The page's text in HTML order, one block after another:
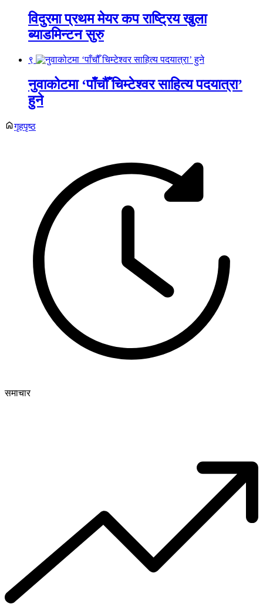
विदुरमा प्रथम मेयर कप राष्ट्रिय खुला
ब्याडमिन्टन सुरु
९
नुवाकोटमा ‘पाँचौँ चिम्टेश्वर साहित्य पदयात्रा’
हुने
गृहपृष्ठ
समाचार